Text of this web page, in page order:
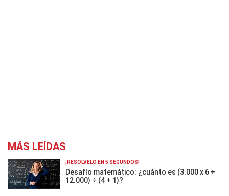
MÁS LEÍDAS
¡RESOLVELO EN 5 SEGUNDOS!
Desafío matemático: ¿cuánto es (3.000 x 6 +
12.000) ÷ (4 + 1)?